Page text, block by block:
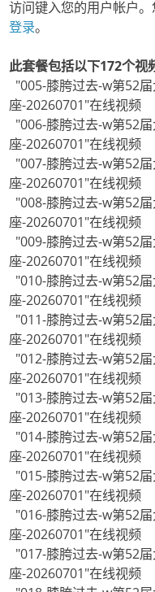
访问键入您的用户帐户
登录。
此套餐包括以下172个视
"005-膝胯过去-w第52
座-20260701"在线视频
"006-膝胯过去-w第52
座-20260701"在线视频
"007-膝胯过去-w第52
座-20260701"在线视频
"008-膝胯过去-w第52
座-20260701"在线视频
"009-膝胯过去-w第52
座-20260701"在线视频
"010-膝胯过去-w第52
座-20260701"在线视频
"011-膝胯过去-w第52
座-20260701"在线视频
"012-膝胯过去-w第52
座-20260701"在线视频
"013-膝胯过去-w第52
座-20260701"在线视频
"014-膝胯过去-w第52
座-20260701"在线视频
"015-膝胯过去-w第52
座-20260701"在线视频
"016-膝胯过去-w第52
座-20260701"在线视频
"017-膝胯过去-w第52
座-20260701"在线视频